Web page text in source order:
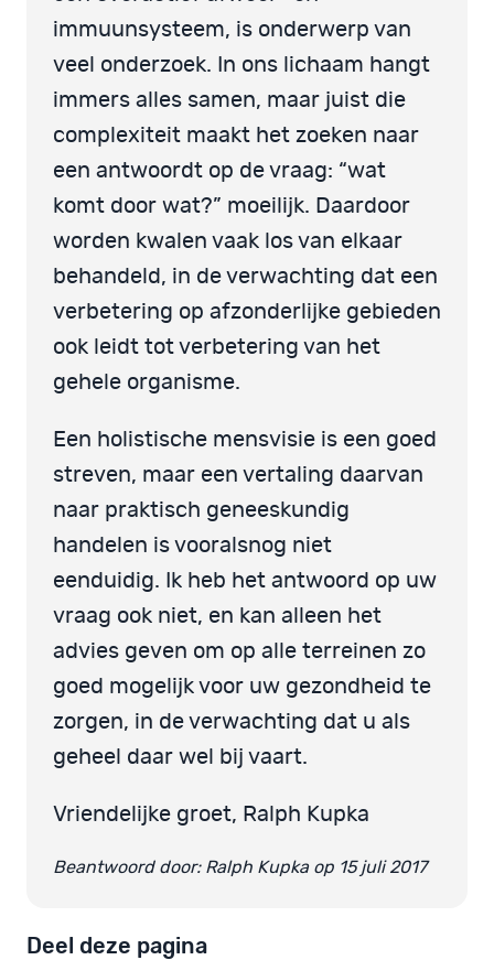
immuunsysteem, is onderwerp van
veel onderzoek. In ons lichaam hangt
immers alles samen, maar juist die
complexiteit maakt het zoeken naar
een antwoordt op de vraag: “wat
komt door wat?” moeilijk. Daardoor
worden kwalen vaak los van elkaar
behandeld, in de verwachting dat een
verbetering op afzonderlijke gebieden
ook leidt tot verbetering van het
gehele organisme.
Een holistische mensvisie is een goed
streven, maar een vertaling daarvan
naar praktisch geneeskundig
handelen is vooralsnog niet
eenduidig. Ik heb het antwoord op uw
vraag ook niet, en kan alleen het
advies geven om op alle terreinen zo
goed mogelijk voor uw gezondheid te
zorgen, in de verwachting dat u als
geheel daar wel bij vaart.
Vriendelijke groet, Ralph Kupka
Beantwoord door: Ralph Kupka op 15 juli 2017
Deel deze pagina